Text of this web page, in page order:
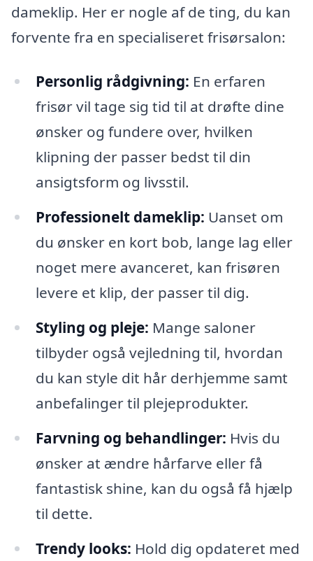
dameklip. Her er nogle af de ting, du kan
forvente fra en specialiseret frisørsalon:
Personlig rådgivning: En erfaren
frisør vil tage sig tid til at drøfte dine
ønsker og fundere over, hvilken
klipning der passer bedst til din
ansigtsform og livsstil.
Professionelt dameklip: Uanset om
du ønsker en kort bob, lange lag eller
noget mere avanceret, kan frisøren
levere et klip, der passer til dig.
Styling og pleje: Mange saloner
tilbyder også vejledning til, hvordan
du kan style dit hår derhjemme samt
anbefalinger til plejeprodukter.
Farvning og behandlinger: Hvis du
ønsker at ændre hårfarve eller få
fantastisk shine, kan du også få hjælp
til dette.
Trendy looks: Hold dig opdateret med